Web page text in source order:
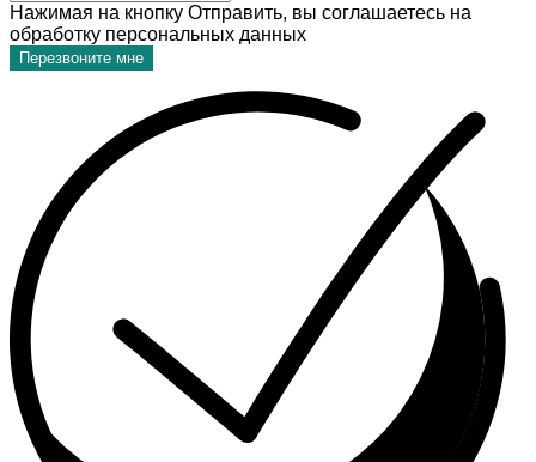
Нажимая на кнопку Отправить, вы соглашаетесь на
обработку персональных данных
Перезвоните мне